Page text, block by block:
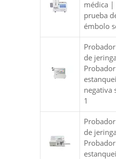
médica |
prueba
émbolo
de
negativa
1
de